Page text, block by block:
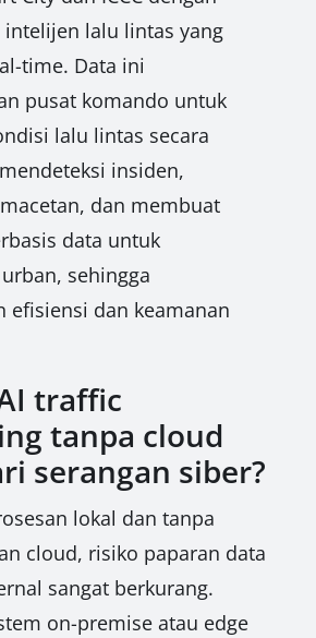
intelijen lalu lintas yang
time. Data ini
pusat komando untuk
lalu lintas secara
insiden,
dan membuat
data untuk
sehingga
efisiensi dan keamanan
traffic
tanpa cloud
serangan siber?
lokal dan tanpa
cloud, risiko paparan data
sangat berkurang.
on-premise atau edge